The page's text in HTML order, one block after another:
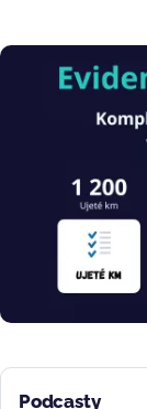
Obrázek
Podcasty